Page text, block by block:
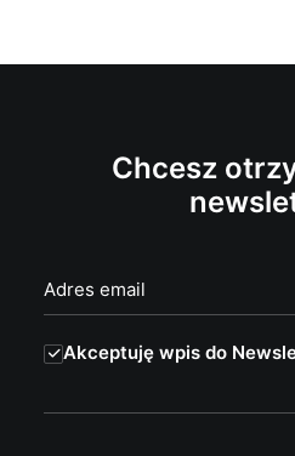
Chcesz
Akceptuję wpis do